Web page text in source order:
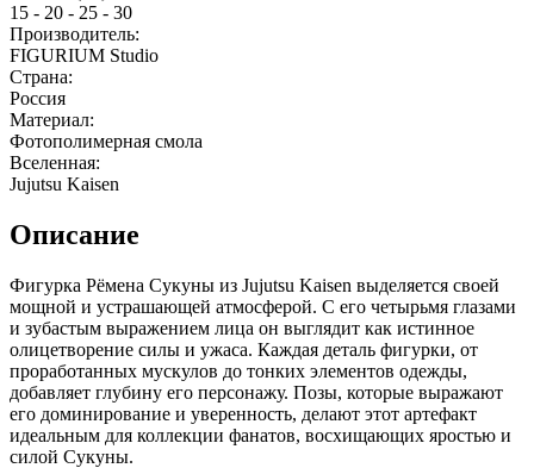
15 - 20 - 25 - 30
Производитель:
FIGURIUM Studio
Страна:
Россия
Материал:
Фотополимерная смола
Вселенная:
Jujutsu Kaisen
Описание
Фигурка Рёмена Сукуны из Jujutsu Kaisen выделяется своей
мощной и устрашающей атмосферой. С его четырьмя глазами
и зубастым выражением лица он выглядит как истинное
олицетворение силы и ужаса. Каждая деталь фигурки, от
проработанных мускулов до тонких элементов одежды,
добавляет глубину его персонажу. Позы, которые выражают
его доминирование и уверенность, делают этот артефакт
идеальным для коллекции фанатов, восхищающих яростью и
силой Сукуны.